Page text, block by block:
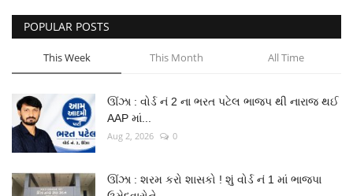
POPULAR POSTS
This Week This Month All Time
ઊંઝા : વોર્ડ નં 2 ના ભરત પટેલ ભાજપ થી નારાજ થઈ
AAP માં...
Aug 2, 2026 0
ઊંઝા : શરમ કરો શાસકો ! શું વોર્ડ નં 1 માં ભાજપા